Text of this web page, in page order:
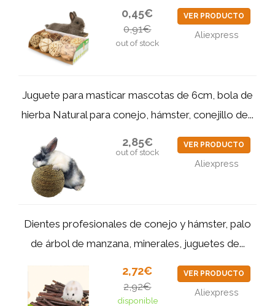
0,45€
0,91€
out of stock
VER PRODUCTO
Aliexpress
Juguete para masticar mascotas de 6cm, bola de
hierba Natural para conejo, hámster, conejillo de...
2,85€
out of stock
VER PRODUCTO
Aliexpress
Dientes profesionales de conejo y hámster, palo
de árbol de manzana, minerales, juguetes de...
2,72€
2,92€
disponible
VER PRODUCTO
Aliexpress